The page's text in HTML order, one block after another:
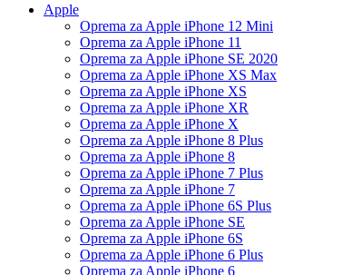
Apple
Oprema za Apple iPhone 12 Mini
Oprema za Apple iPhone 11
Oprema za Apple iPhone SE 2020
Oprema za Apple iPhone XS Max
Oprema za Apple iPhone XS
Oprema za Apple iPhone XR
Oprema za Apple iPhone X
Oprema za Apple iPhone 8 Plus
Oprema za Apple iPhone 8
Oprema za Apple iPhone 7 Plus
Oprema za Apple iPhone 7
Oprema za Apple iPhone 6S Plus
Oprema za Apple iPhone SE
Oprema za Apple iPhone 6S
Oprema za Apple iPhone 6 Plus
Oprema za Apple iPhone 6